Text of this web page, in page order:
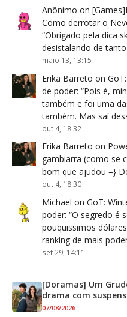
Anônimo on
Como derrotar o
“Obrigado pela dica
desistalando de
maio 13, 13:15
Erika Barreto on
de poder: “Pois é,
também e foi uma
também. Mas saí
out 4, 18:32
Erika Barreto on
gambiarra (como se
bom que ajudou =}
out 4, 18:30
Michael on GoT:
poder: “O segredo é
pouquissimos
ranking de mais
set 29, 14:11
[Doramas] Um
drama com
07/08/2026